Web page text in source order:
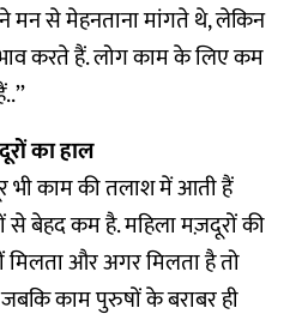
से मेहनताना मांगते थे, लेकिन
करते हैं. लोग काम के लिए कम
का हाल
भी काम की तलाश में आती हैं
से बेहद कम है. महिला मज़दूरों की
मिलता और अगर मिलता है तो
काम पुरुषों के बराबर ही